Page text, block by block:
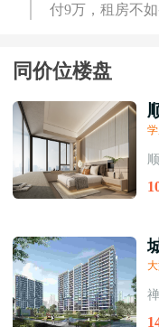
付9万，租房不
同价位楼盘